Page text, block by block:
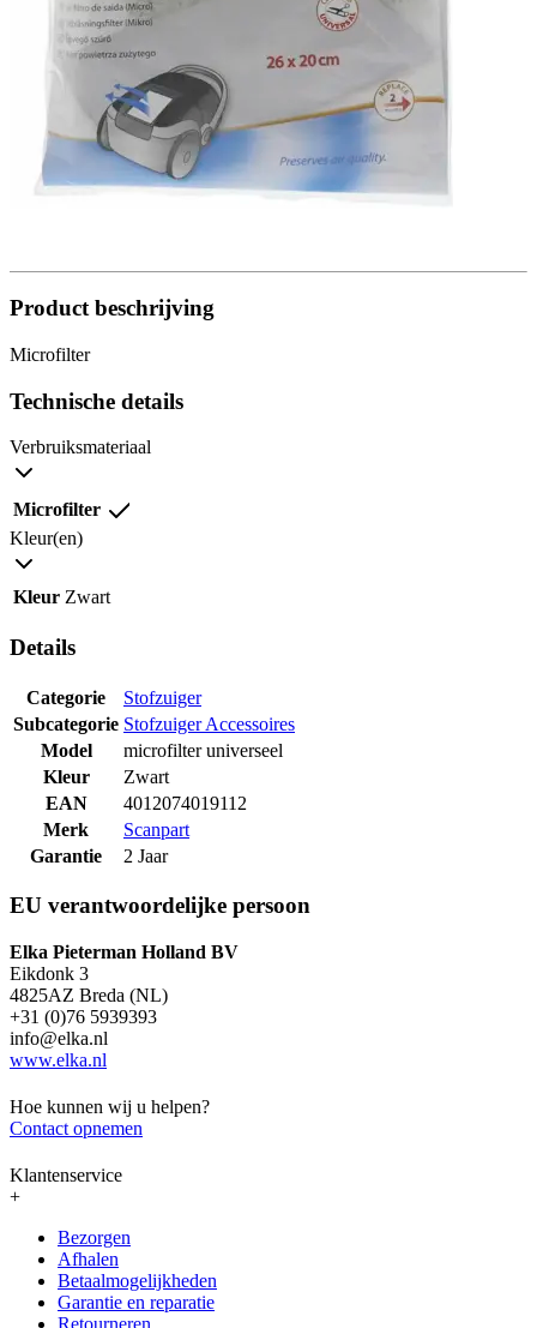
Product beschrijving
Microfilter
Technische details
Verbruiksmateriaal
Microfilter
Kleur(en)
Kleur Zwart
Details
Categorie
Stofzuiger
Subcategorie Stofzuiger Accessoires
Model
microfilter universeel
Kleur
Zwart
EAN
4012074019112
Merk
Scanpart
Garantie
2 Jaar
EU verantwoordelijke persoon
Elka Pieterman Holland BV
Eikdonk 3
4825AZ Breda (NL)
+31 (0)76 5939393
info@elka.nl
www.elka.nl
Hoe kunnen wij u helpen?
Contact opnemen
Klantenservice
+
Bezorgen
Afhalen
Betaalmogelijkheden
Garantie en reparatie
Retourneren